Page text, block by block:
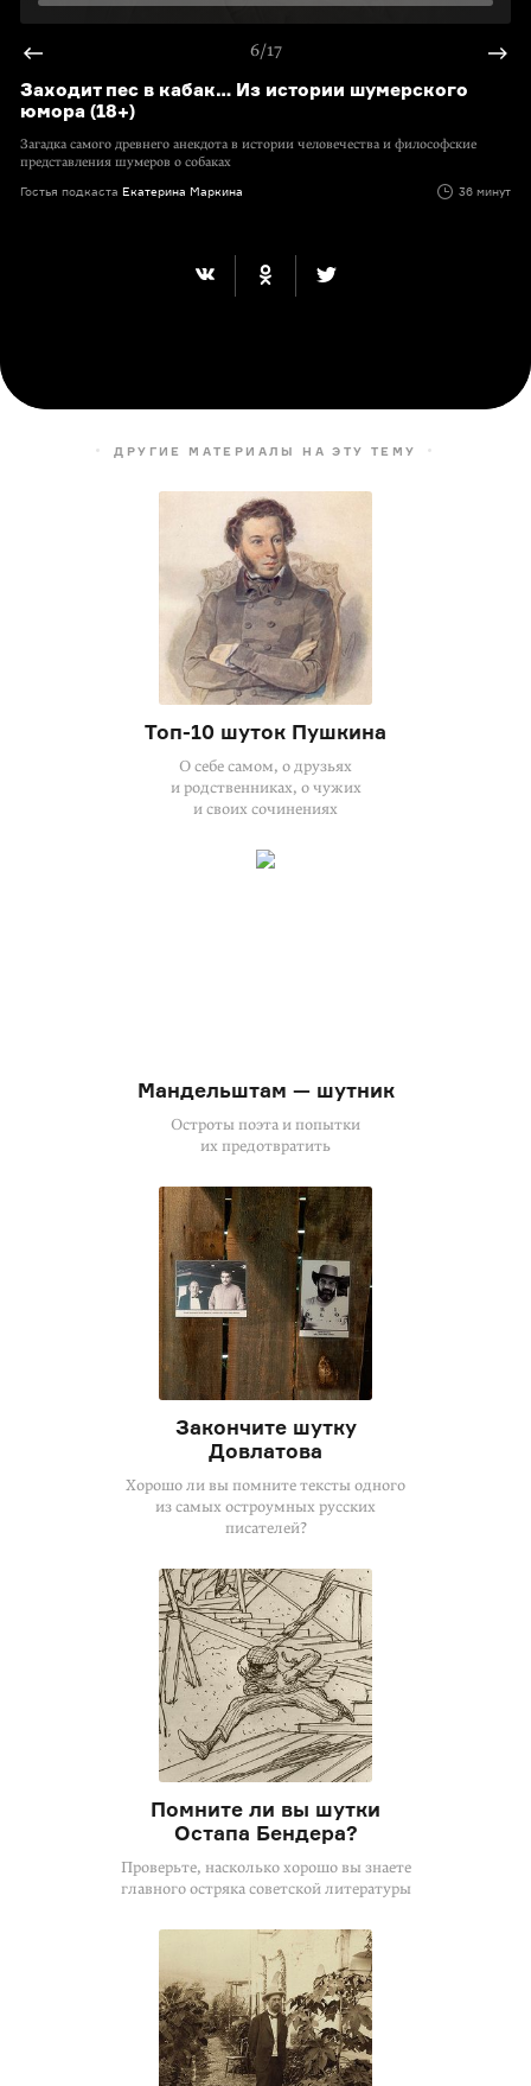
6/17
Заходит пес в кабак… Из истории шумерского
юмора (18+)
Загадка самого древнего анекдота в истории человечества и философские
представления шумеров о собаках
Гостья подкаста Екатерина Маркина 36 минут
ДРУГИЕ МАТЕРИАЛЫ НА ЭТУ ТЕМУ
Топ-10 шуток Пушкина
О себе самом, о друзьях
и родственниках, о чужих
и своих сочинениях
Мандельштам — шутник
Остроты поэта и попытки
их предотвратить
Закончите шутку
Довлатова
Хорошо ли вы помните тексты одного
из самых остроумных русских
писателей?
Помните ли вы шутки
Остапа Бендера?
Проверьте, насколько хорошо вы знаете
главного остряка советской литературы